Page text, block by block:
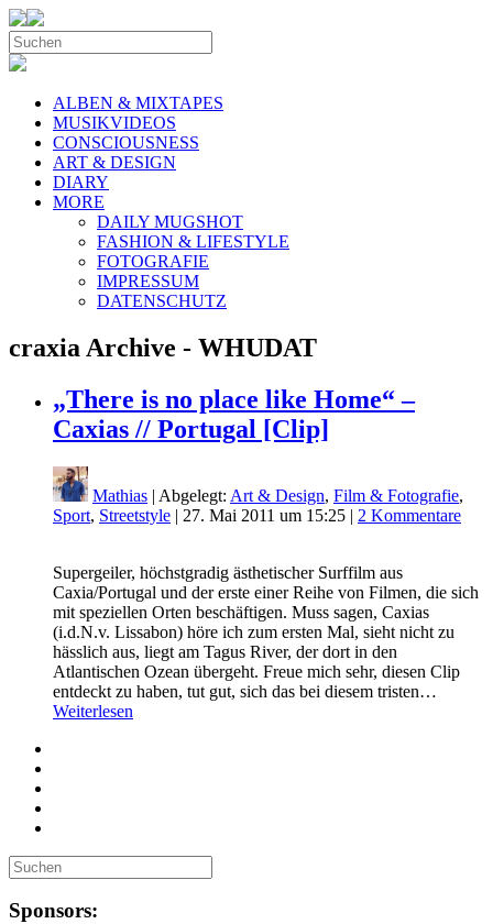
ALBEN & MIXTAPES
MUSIKVIDEOS
CONSCIOUSNESS
ART & DESIGN
DIARY
MORE
DAILY MUGSHOT
FASHION & LIFESTYLE
FOTOGRAFIE
IMPRESSUM
DATENSCHUTZ
craxia Archive - WHUDAT
„There is no place like Home“ –
Caxias // Portugal [Clip]
Mathias | Abgelegt: Art & Design, Film & Fotografie,
Sport, Streetstyle | 27. Mai 2011 um 15:25 | 2 Kommentare
Supergeiler, höchstgradig ästhetischer Surffilm aus
Caxia/Portugal und der erste einer Reihe von Filmen, die sich
mit speziellen Orten beschäftigen. Muss sagen, Caxias
(i.d.N.v. Lissabon) höre ich zum ersten Mal, sieht nicht zu
hässlich aus, liegt am Tagus River, der dort in den
Atlantischen Ozean übergeht. Freue mich sehr, diesen Clip
entdeckt zu haben, tut gut, sich das bei diesem tristen…
Weiterlesen
Sponsors: